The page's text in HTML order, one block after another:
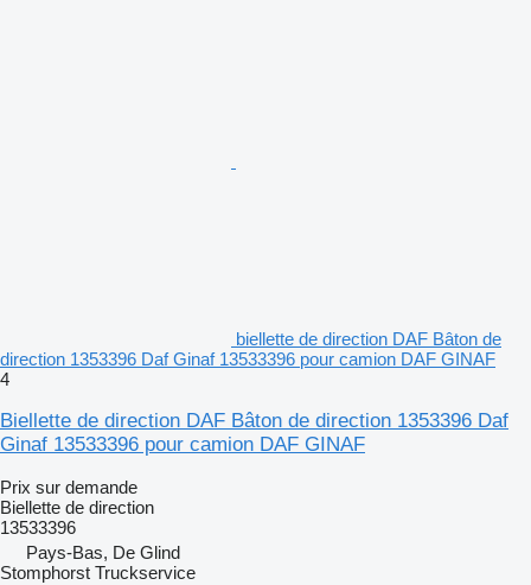
biellette de direction DAF Bâton de
direction 1353396 Daf Ginaf 13533396 pour camion DAF GINAF
4
Biellette de direction DAF Bâton de direction 1353396 Daf
Ginaf 13533396 pour camion DAF GINAF
Prix sur demande
Biellette de direction
13533396
Pays-Bas, De Glind
Stomphorst Truckservice